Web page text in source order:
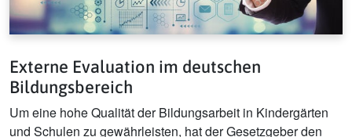
Externe Evaluation im deutschen
Bildungsbereich
Um eine hohe Qualität der Bildungsarbeit in Kindergärten
und Schulen zu gewährleisten, hat der Gesetzgeber den